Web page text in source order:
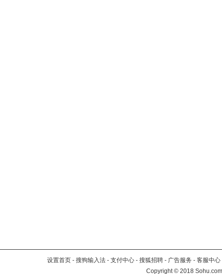
设置首页 - 搜狗输入法 - 支付中心 - 搜狐招聘 - 广告服务 - 客服中心
Copyright©2018